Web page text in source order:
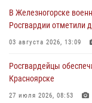
В Красноярске
задержали
04 августа 2026, 09:57
Сотрудники
время проведения
04 августа 2026, 08:36
В Железногорске
Росгвардии отметили
03 августа 2026, 13:09
Росгвардейцы
Красноярске
27 июля 2026, 08:53